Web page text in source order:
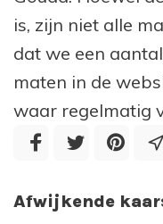
is, zijn niet alle
dat we een
maten in de
waar regelmatig
Afwijkende